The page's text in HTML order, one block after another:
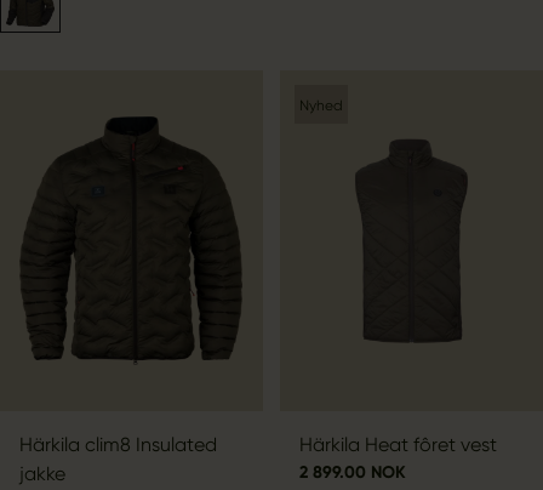
Härkila clim8 Insulated
jakke
Nyhed
Härkila Heat fôret vest
2 899.00 NOK